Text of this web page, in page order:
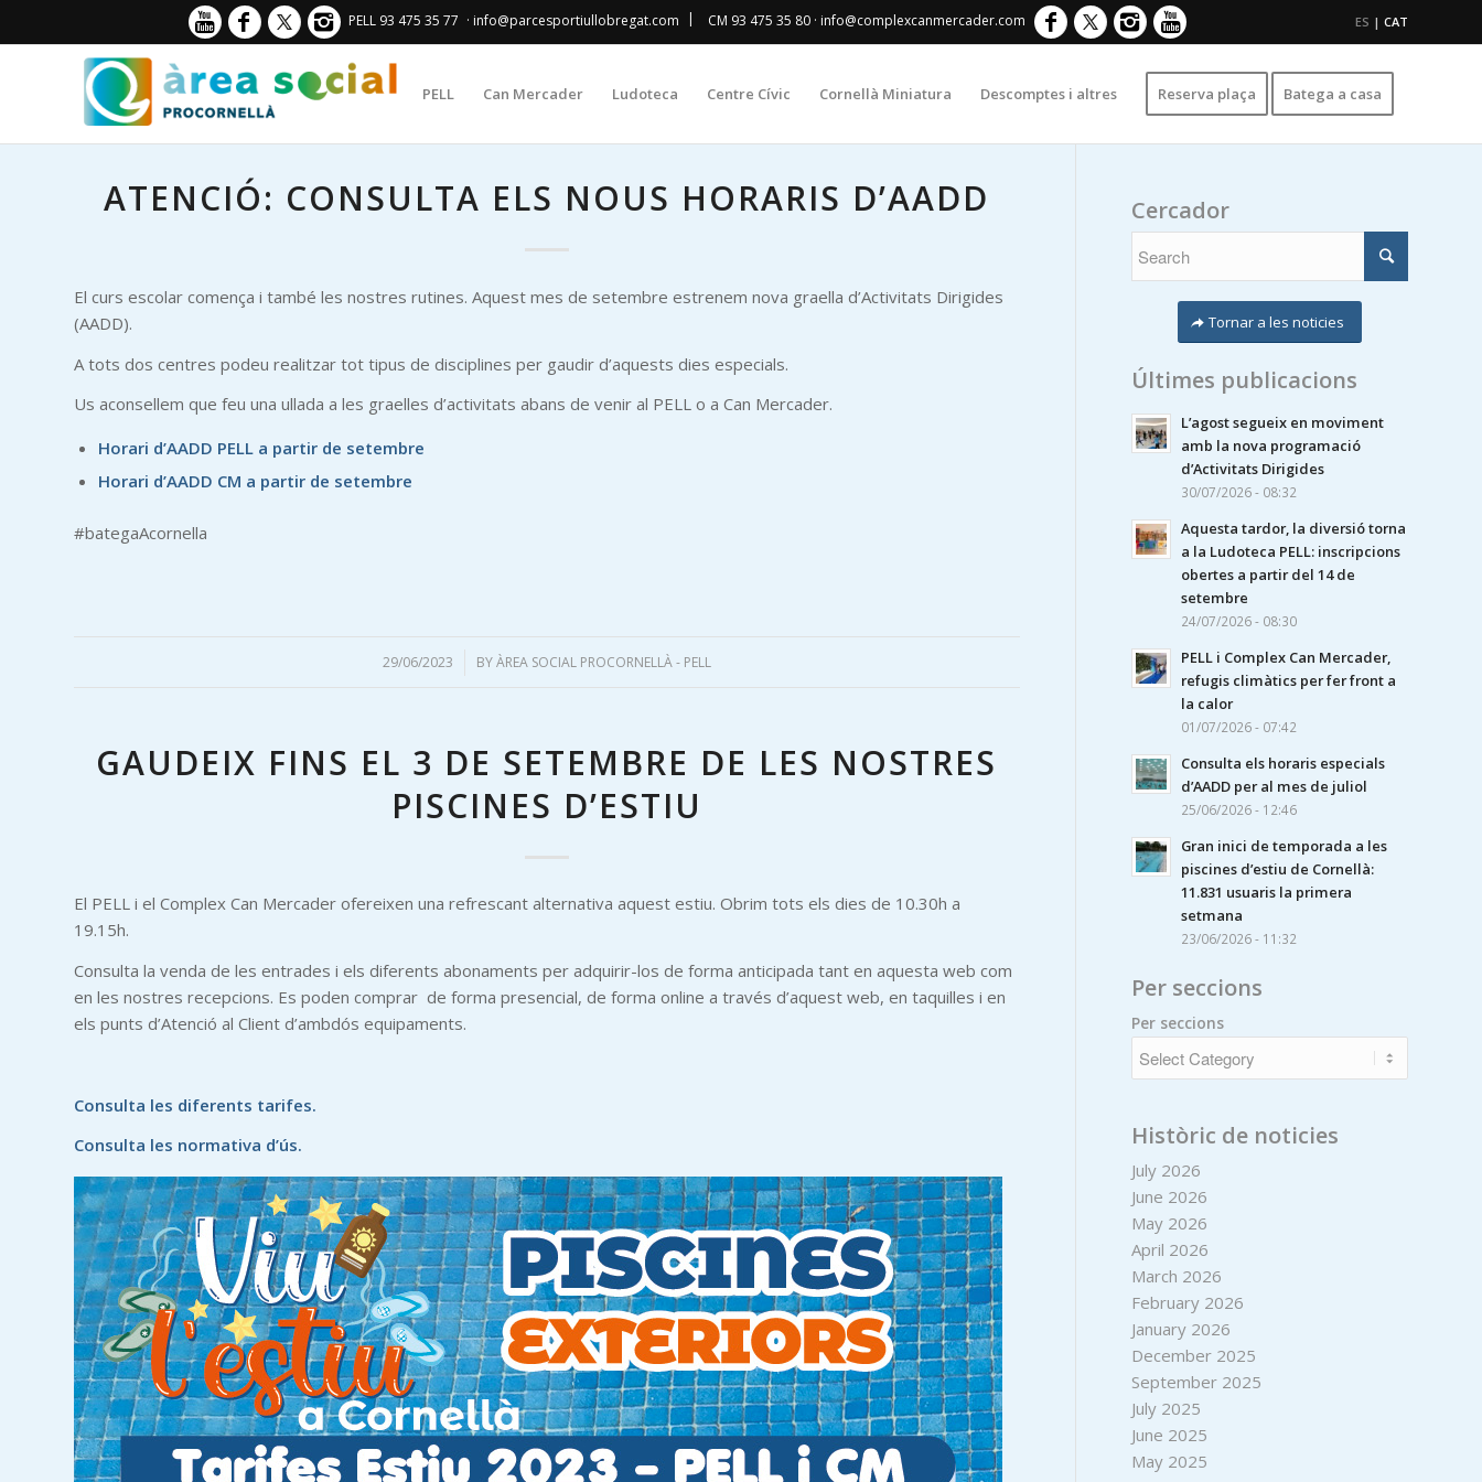
PELL 93 475 35 77 · info@parcesportiullobregat.com | CM 93 475 35 80· info@complexcanmercader.com ES | CAT
PELL Can Mercader Ludoteca Centre Cívic Cornellà Miniatura Descomptes i altres Reserva plaça Batega a casa
ATENCIÓ: CONSULTA ELS NOUS HORARIS D’AADD
El curs escolar comença i també les nostres rutines. Aquest mes de setembre estrenem nova graella d’Activitats Dirigides
(AADD).
A tots dos centres podeu realitzar tot tipus de disciplines per gaudir d’aquests dies especials.
Us aconsellem que feu una ullada a les graelles d’activitats abans de venir al PELL o a Can Mercader.
Horari d’AADD PELL a partir de setembre
Horari d’AADD CM a partir de setembre
#bategaAcornella
29/06/2023
/ BYÀREA SOCIAL PROCORNELLÀ - PELL
GAUDEIX FINS EL 3 DE SETEMBRE DE LES NOSTRES
PISCINES D’ESTIU
El PELL i el Complex Can Mercader ofereixen una refrescant alternativa aquest estiu. Obrim tots els dies de 10.30h a
19.15h.
Consulta la venda de les entrades i els diferents abonaments per adquirir-los de forma anticipada tant en aquesta web com
en les nostres recepcions. Es poden comprar de forma presencial, de forma online a través d’aquest web, en taquilles i en
els punts d’Atenció al Client d’ambdós equipaments.
Consulta les diferents tarifes.
Consulta les normativa d’ús.
Cercador
Tornar a les noticies
Últimes publicacions
L’agost segueix en moviment
amb la nova programació
d’Activitats Dirigides
30/07/2026 - 08:32
Aquesta tardor, la diversió torna
a la Ludoteca PELL: inscripcions
obertes a partir del 14 de
setembre
24/07/2026 - 08:30
PELL i Complex Can Mercader,
refugis climàtics per fer front a
la calor
01/07/2026 - 07:42
Consulta els horaris especials
d’AADD per al mes de juliol
25/06/2026 - 12:46
Gran inici de temporada a les
piscines d’estiu de Cornellà:
11.831 usuaris la primera
setmana
23/06/2026 - 11:32
Per seccions
Per seccions
Històric de noticies
July 2026
June 2026
May 2026
April 2026
March 2026
February 2026
January 2026
December 2025
September 2025
July 2025
June 2025
May 2025